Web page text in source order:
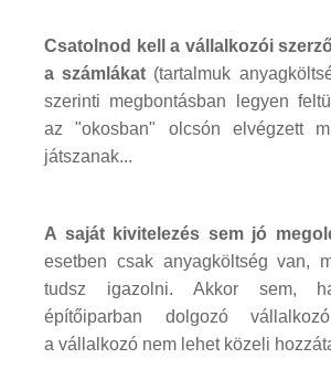
Csatolnod kell a vállalkozói
a számlákat (tartalmuk
szerinti megbontásban legyen
az "okosban" olcsón elvégzett
játszanak...
A saját kivitelezés sem jó
esetben csak anyagköltség van,
tudsz igazolni. Akkor sem,
építőiparban dolgozó
a vállalkozó nem lehet közeli